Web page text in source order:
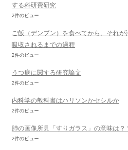
する科研費研究
2件のビュー
ご飯（デンプン）を食べてから、それ
吸収されるまでの過程
2件のビュー
うつ病に関する研究論文
2件のビュー
内科学の教科書はハリソンかセシルか
2件のビュー
肺の画像所見「すりガラス」の意味は？
2件のビュー